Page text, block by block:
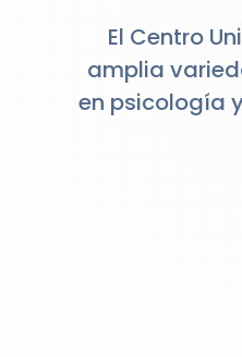
El Centro
amplia
en psicología